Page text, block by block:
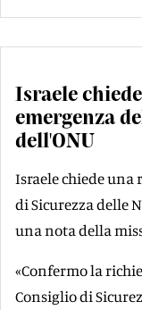
Israele
emergenza
dell'ONU
Israele chiede
di Sicurezza delle
una nota della
«Confermo la
Consiglio di